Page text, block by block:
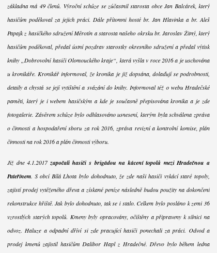
základna má 49 členů. Výroční schůze se zúčastnil starosta obce Jan Balcárek, který
hasičům poděkoval za jejich práci. Dále přítomni hosté br. Jan Hlavinka a br. Aleš
Papajk z hasičkého sdružení Měrotín a starosta našeho okrsku br. Jaroslav Žitný, který
hasičům poděkoval, předal ústní pozdrav starostky okresního sdružení a předal výtisk
knihy „Dobrovolní hasiči Olomouckého kraje“, která vyšla v roce 2016 a je uschována
u kronikáře. Kronikář informoval, že kronika je již dopsána, dolaďují se podrobnosti,
detaily a chystá se její vytištění a svázání do knihy. Informoval též o webu Hradečské
paměti, který je i webem hasičským a kde je současně přepisována kronika a je zde
fotogalerie. Závěrem schůze bylo odhlasováno usnesení, kterým byla schválena zpráva
o činnosti a hospodaření sboru za rok 2016, zpráva revizní a kontrolní komise, plán
činnosti na rok 2016 a plán činnosti výboru.
Již dne 4.1.2017 započali hasiči s brigádou na kácení topolů mezi Hradečnou a
Pateřínem. S obcí Bílá Lhota bylo dohodnuto, že zde naši hasiči vykácí staré topoly,
zajistí prodej vytěženého dřeva a získané peníze následně budou použity na dokončení
rekonstrukce hřiště. Jak bylo dohodnuto, tak se i stalo. Celkem bylo posláno k zemi 36
vzrostlých starých topolů. Kmeny byly opracovány, očištěny a připraveny k silnici na
odvoz. Haluze a odpadní dříví si zde pracující hasiči ponechali za práci. Odvod a
prodej kmenů zajistil hasičům Dalibor Hapl z Hradečné. Dřevo bylo během ledna